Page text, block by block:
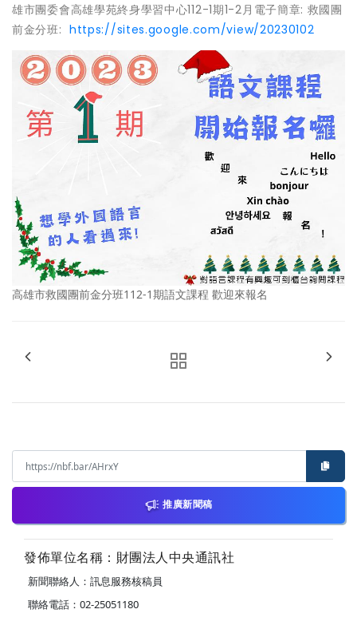
雄市團委會高雄學苑終身學習中心112-1期1-2月電子簡章: 救國團
前金分班: https://sites.google.com/view/20230102
高雄市救國團前金分班112-1期語文課程 歡迎來報名
推廣新聞稿
發佈單位名稱：財團法人中央通訊社
新聞聯絡人：訊息服務核稿員
聯絡電話：02-25051180